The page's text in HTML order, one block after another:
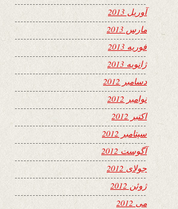
آوریل 2013
مارس 2013
فوریه 2013
ژانویه 2013
دسامبر 2012
نوامبر 2012
اکتبر 2012
سپتامبر 2012
آگوست 2012
جولای 2012
ژوئن 2012
می 2012